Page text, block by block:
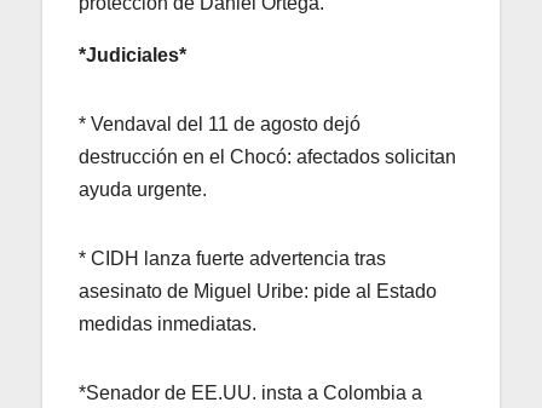
*Judiciales*
* Vendaval del 11 de agosto dejó
destrucción en el Chocó: afectados solicitan
ayuda urgente.
* CIDH lanza fuerte advertencia tras
asesinato de Miguel Uribe: pide al Estado
medidas inmediatas.
*Senador de EE.UU. insta a Colombia a